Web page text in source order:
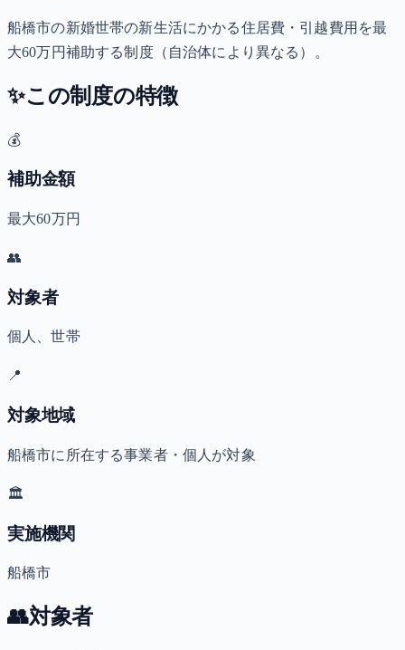
船橋市の新婚世帯の新生活にかかる住居費・引越費用を最
大60万円補助する制度（自治体により異なる）。
✨この制度の特徴
💰
補助金額
最大60万円
👥
対象者
個人、世帯
📍
対象地域
船橋市に所在する事業者・個人が対象
🏛️
実施機関
船橋市
👥対象者